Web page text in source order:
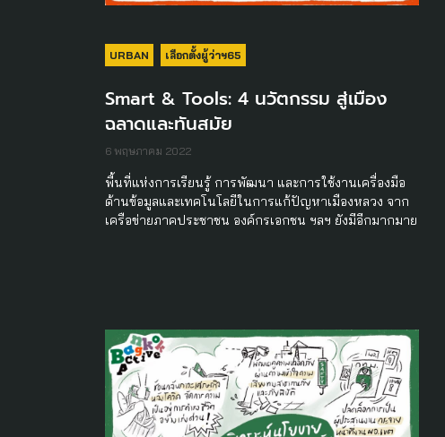
URBAN เลือกตั้งผู้ว่าฯ65
Smart & Tools: 4 นวัตกรรม สู่เมือง
ฉลาดและทันสมัย
6 พฤษภาคม 2022
พื้นที่แห่งการเรียนรู้ การพัฒนา และการใช้งานเครื่องมือ
ด้านข้อมูลและเทคโนโลยีในการแก้ปัญหาเมืองหลวง จาก
เครือข่ายภาคประชาชน องค์กรเอกชน ฯลฯ ยังมีอีกมากมาย